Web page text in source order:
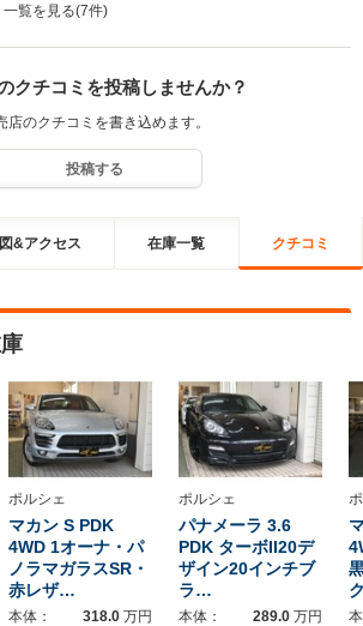
くお伝え下さい。 株式会社キャラック
覧を見る(7件)
クチコミを投稿しませんか？
店のクチコミを書き込めます。
投稿する
&アクセス 在庫一覧 クチコミ
ポルシェ
マカン S PDK
4WD 1オーナ・パ
ノラマガラスSR・
赤レザ…
本体： 318.0 万円
ポルシェ
パナメーラ 3.6
PDK ターボII20デ
ザイン20インチブ
ラ…
本体： 289.0 万円